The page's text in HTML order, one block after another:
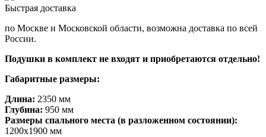
Быстрая доставка
по Москве и Московской области, возможна доставка по всей
России.
Подушки в комплект не входят и приобретаются отдельно!
Габаритные размеры:
Длина: 2350 мм
Глубина: 950 мм
Размеры спального места (в разложенном состоянии):
1200x1900 мм